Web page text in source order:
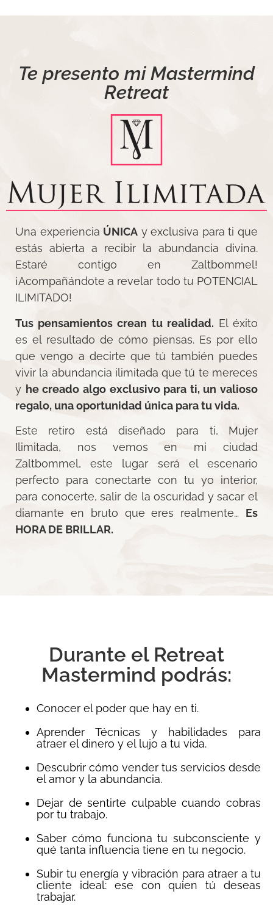
Te presento mi Mastermind
Retreat
Una experiencia ÚNICA y exclusiva para ti que
estás abierta a recibir la abundancia divina.
Estaré contigo en Zaltbommel!
¡Acompañándote a revelar todo tu POTENCIAL
ILIMITADO!
Tus pensamientos crean tu realidad. El éxito
es el resultado de cómo piensas. Es por ello
que vengo a decirte que tú también puedes
vivir la abundancia ilimitada que tú te mereces
y he creado algo exclusivo para ti, un valioso
regalo, una oportunidad única para tu vida.
Este retiro está diseñado para ti, Mujer
Ilimitada, nos vemos en mi ciudad
Zaltbommel, este lugar será el escenario
perfecto para conectarte con tu yo interior,
para conocerte, salir de la oscuridad y sacar el
diamante en bruto que eres realmente… Es
HORA DE BRILLAR.
Durante el Retreat
Mastermind podrás:
Conocer el poder que hay en ti.
Aprender Técnicas y habilidades para
atraer el dinero y el lujo a tu vida.
Descubrir cómo vender tus servicios desde
el amor y la abundancia.
Dejar de sentirte culpable cuando cobras
por tu trabajo.
Saber cómo funciona tu subconsciente y
qué tanta influencia tiene en tu negocio.
Subir tu energía y vibración para atraer a tu
cliente ideal: ese con quien tú deseas
trabajar.